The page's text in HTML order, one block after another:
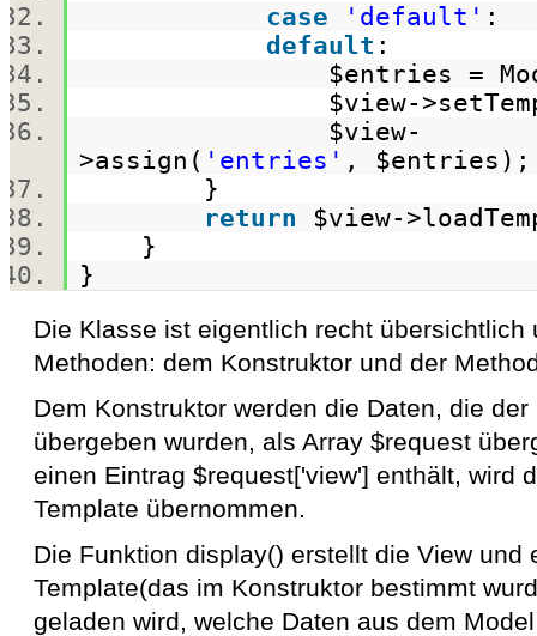
case
'default' :
default :
$entries =
$view-
$view-
>assign( 'entries' , $entries
}
return
$view-
}
}
Die Klasse ist eigentlich recht übersichtlich
Methoden: dem Konstruktor und der
Dem Konstruktor werden die Daten, die
übergeben wurden, als Array $request
einen Eintrag $request['view'] enthält, wird
Template übernommen.
Die Funktion display() erstellt die View und
Template(das im Konstruktor bestimmt
geladen wird, welche Daten aus dem